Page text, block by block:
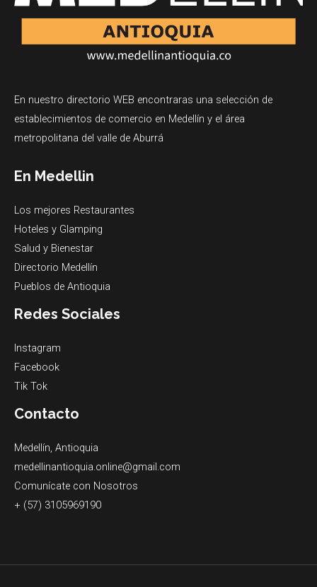
En nuestro directorio WEB encontraras una selección de
establecimientos de comercio en Medellín y el área
metropolitana del valle de Aburrá
En Medellin
Los mejores Restaurantes
Hoteles y Glamping
Salud y Bienestar
Directorio Medellín
Pueblos de Antioquia
Redes Sociales
Instagram
Facebook
Tik Tok
Contacto
Medellín, Antioquia
medellinantioquia.online@gmail.com
Comunícate con Nosotros
+ (57) 3105969190